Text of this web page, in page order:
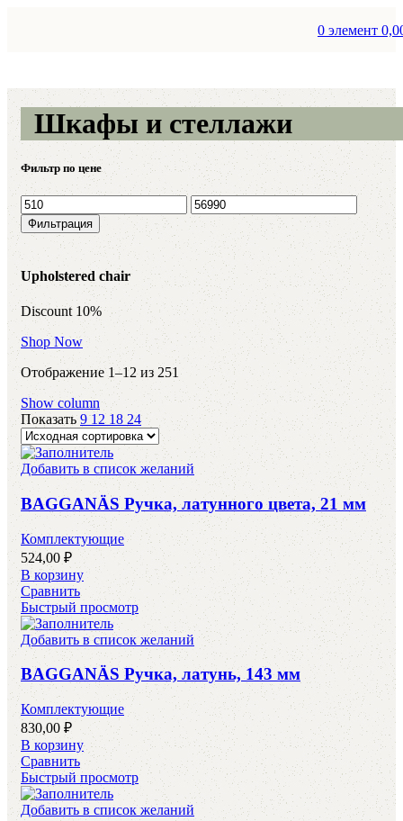
0 элемент
Шкафы и стеллажи
Фильтр по цене
Минимальная
цена
Максимальная
цена
Фильтрация
Upholstered chair
Discount 10%
Shop Now
Отображение 1–12 из 251
Show column
Показать912 18 24
Добавить в список желаний
BAGGANÄS Ручка, латунного цвета, 21 мм
Комплектующие
524,00 ₽
В корзину
Сравнить
Быстрый просмотр
Добавить в список желаний
BAGGANÄS Ручка, латунь, 143 мм
Комплектующие
830,00 ₽
В корзину
Сравнить
Быстрый просмотр
Добавить в список желаний